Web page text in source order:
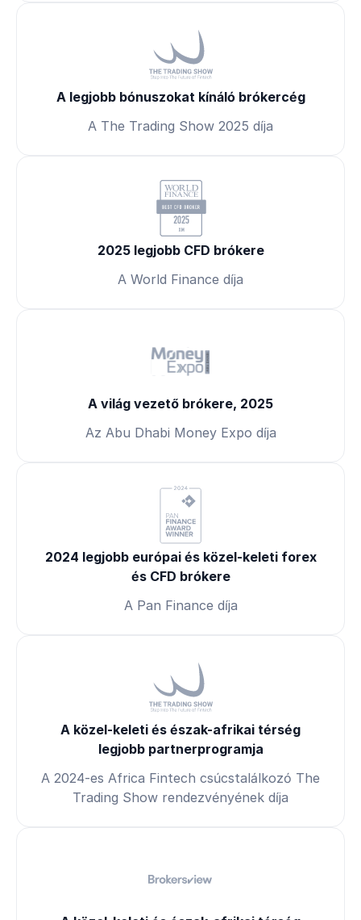
A legjobb bónuszokat kínáló brókercég
A The Trading Show 2025 díja
2025 legjobb CFD brókere
A World Finance díja
A világ vezető brókere, 2025
Az Abu Dhabi Money Expo díja
2024 legjobb európai és közel-keleti forex
és CFD brókere
A Pan Finance díja
A közel-keleti és észak-afrikai térség
legjobb partnerprogramja
A 2024-es Africa Fintech csúcstalálkozó The
Trading Show rendezvényének díja